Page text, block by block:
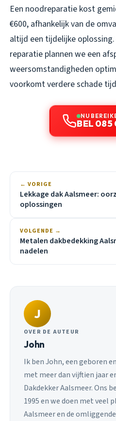
Een noodreparatie kost
€600, afhankelijk van de
altijd een tijdelijke
reparatie plannen we een
weersomstandigheden
voorkomt verdere schade
NU
BEL 085
← VORIGE
Lekkage dak Aalsmeer:
oplossingen
VOLGENDE →
Metalen dakbedekking
nadelen
J
OVER DE AUTEUR
John
Ik ben John, een geboren
met meer dan vijftien jaar
Dakdekker Aalsmeer. Ons
1995 en we doen met veel
Aalsmeer en de